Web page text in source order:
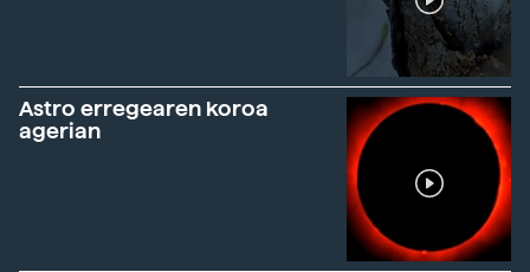
Astro erregearen koroa
agerian